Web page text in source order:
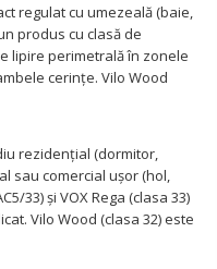
regulat cu umezeală (baie,
produs cu clasă de
lipire perimetrală în zonele
cerințe. Vilo Wood
rezidențial (dormitor,
sau comercial ușor (hol,
33) și VOX Rega (clasa 33)
Vilo Wood (clasa 32) este